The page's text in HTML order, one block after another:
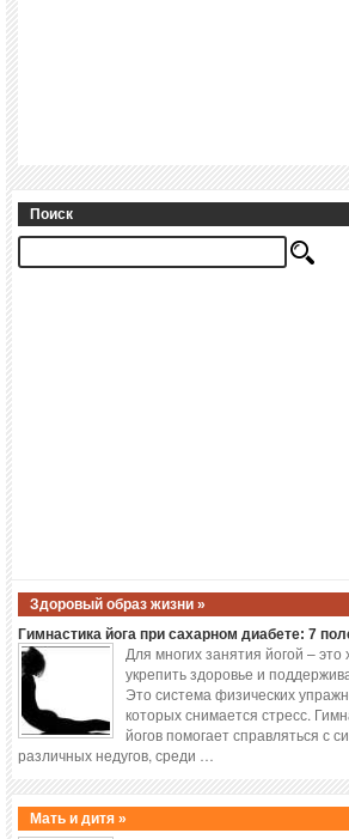
Поиск
Здоровый образ жизни »
Гимнастика йога при сахарном диабете: 7
Для многих занятия йогой –
укрепить здоровье и
Это система физических
которых снимается стресс.
йогов помогает справляться с
различных недугов, среди …
Мать и дитя »